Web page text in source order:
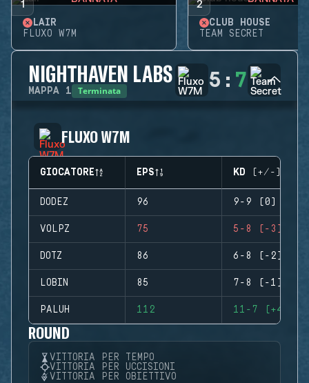
1
LAIR
FLUXO W7M
2
CLUB HOUSE
TEAM SECRET
NIGHTHAVEN LABS
MAPPA 1 Terminata 5 : 7
FLUXO W7M
GIOCATORE EPS KD (+/-)
DODEZ 96 9-9 (0)
VOLPZ 75 5-8 (-3)
DOTZ 86 6-8 (-2)
LOBIN 85 7-8 (-1)
PALUH 112 11-7 (+4)
ROUND
VITTORIA PER TEMPO
VITTORIA PER UCCISIONI
VITTORIA PER OBIETTIVO